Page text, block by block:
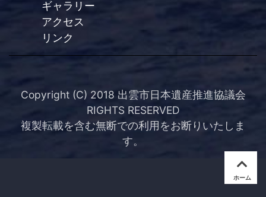
ホーム
ギャラリー
アクセス
リンク
Copyright (C) 2018 出雲市日本遺産推進協議会
RIGHTS RESERVED
複製転載を含む無断での利用をお断りいたしま
す。